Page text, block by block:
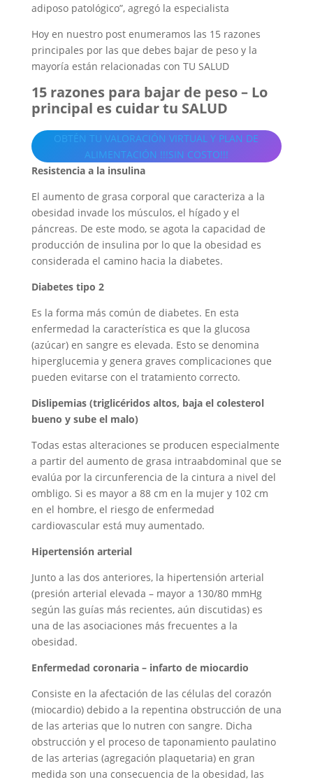
adiposo patológico”, agregó la especialista
Hoy en nuestro post enumeramos las 15 razones
principales por las que debes bajar de peso y la
mayoría están relacionadas con TU SALUD
15 razones para bajar de peso – Lo
principal es cuidar tu SALUD
OBTÉN TU VALORACIÓN VIRTUAL Y PLAN DE
ALIMENTACIÓN !!!SIN COSTO!!!
Resistencia a la insulina
El aumento de grasa corporal que caracteriza a la
obesidad invade los músculos, el hígado y el
páncreas. De este modo, se agota la capacidad de
producción de insulina por lo que la obesidad es
considerada el camino hacia la diabetes.
Diabetes tipo 2
Es la forma más común de diabetes. En esta
enfermedad la característica es que la glucosa
(azúcar) en sangre es elevada. Esto se denomina
hiperglucemia y genera graves complicaciones que
pueden evitarse con el tratamiento correcto.
Dislipemias (triglicéridos altos, baja el colesterol
bueno y sube el malo)
Todas estas alteraciones se producen especialmente
a partir del aumento de grasa intraabdominal que se
evalúa por la circunferencia de la cintura a nivel del
ombligo. Si es mayor a 88 cm en la mujer y 102 cm
en el hombre, el riesgo de enfermedad
cardiovascular está muy aumentado.
Hipertensión arterial
Junto a las dos anteriores, la hipertensión arterial
(presión arterial elevada – mayor a 130/80 mmHg
según las guías más recientes, aún discutidas) es
una de las asociaciones más frecuentes a la
obesidad.
Enfermedad coronaria – infarto de miocardio
Consiste en la afectación de las células del corazón
(miocardio) debido a la repentina obstrucción de una
de las arterias que lo nutren con sangre. Dicha
obstrucción y el proceso de taponamiento paulatino
de las arterias (agregación plaquetaria) en gran
medida son una consecuencia de la obesidad, las